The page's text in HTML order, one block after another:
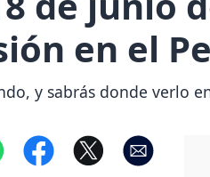
en el
y sabrás donde verlo